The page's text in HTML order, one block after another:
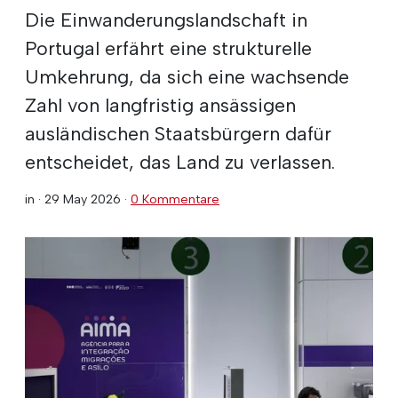
Die Einwanderungslandschaft in
Portugal erfährt eine strukturelle
Umkehrung, da sich eine wachsende
Zahl von langfristig ansässigen
ausländischen Staatsbürgern dafür
entscheidet, das Land zu verlassen.
in · 29 May 2026 · 0 Kommentare